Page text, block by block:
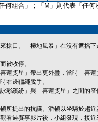
何組合」；「M」則代表「任何
搶口。「極地風暴」在沒有遮擋
被收停。
蓮獎星」帶出更外疊，當時「喜
右邊韁繩脫手。
彩繽紛」與「喜蓮獎星」之間的
所提出的抗議。潘頓以坐騎於趨
看過賽事影片後，小組發現，接